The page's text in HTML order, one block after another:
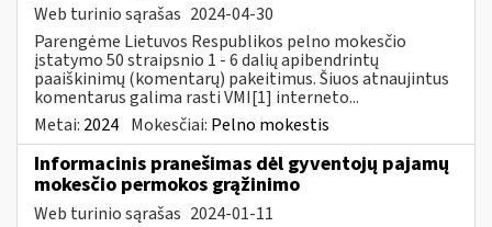
Web turinio sąrašas 2024-04-30
Parengėme Lietuvos Respublikos pelno mokesčio
įstatymo 50 straipsnio 1 - 6 dalių apibendrintų
paaiškinimų (komentarų) pakeitimus. Šiuos atnaujintus
komentarus galima rasti VMI[1] interneto...
Metai: 2024 Mokesčiai: Pelno mokestis
Informacinis pranešimas dėl gyventojų pajamų
mokesčio permokos grąžinimo
Web turinio sąrašas 2024-01-11